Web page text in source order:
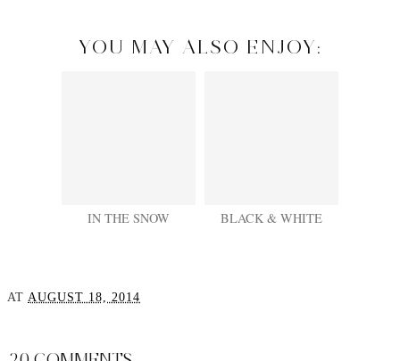
YOU MAY ALSO ENJOY:
IN THE SNOW BLACK & WHITE
AT AUGUST 18, 2014